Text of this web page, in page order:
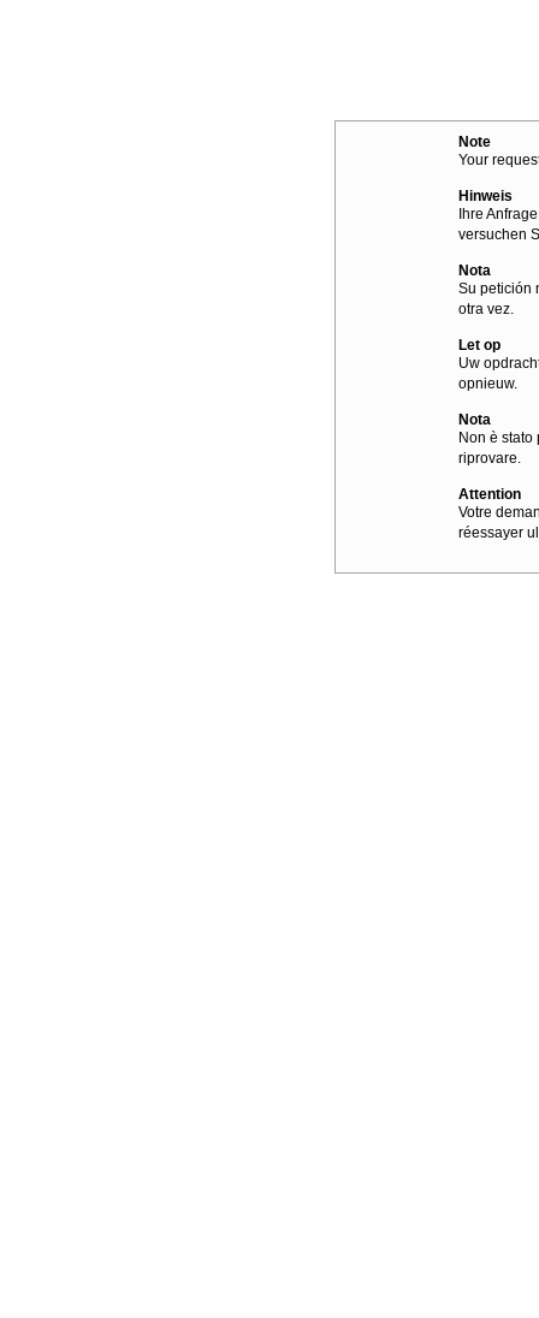
Note
Your
Hinweis
Ihre
versuchen
Nota
Su petición
otra vez.
Let op
Uw
opnieuw.
Nota
Non è
riprovare.
Attention
Votre
réessayer